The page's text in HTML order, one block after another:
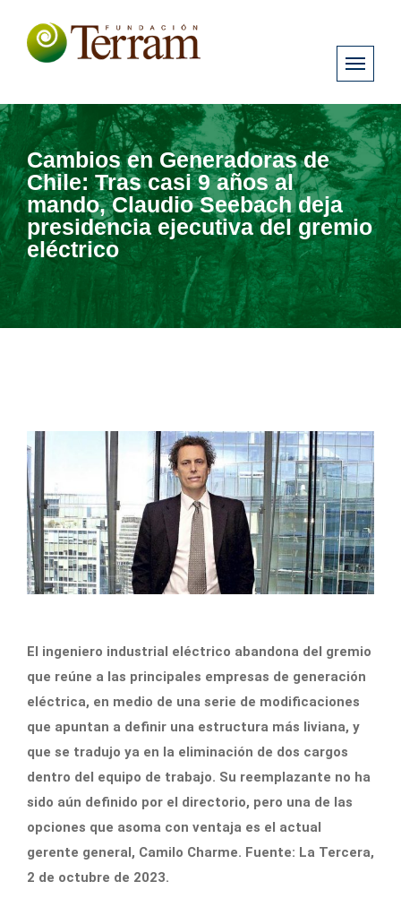
Cambios en Generadoras de
Chile: Tras casi 9 años al
mando, Claudio Seebach deja
presidencia ejecutiva del gremio
eléctrico
El ingeniero industrial eléctrico abandona del gremio
que reúne a las principales empresas de generación
eléctrica, en medio de una serie de modificaciones
que apuntan a definir una estructura más liviana, y
que se tradujo ya en la eliminación de dos cargos
dentro del equipo de trabajo. Su reemplazante no ha
sido aún definido por el directorio, pero una de las
opciones que asoma con ventaja es el actual
gerente general, Camilo Charme. Fuente: La Tercera,
2 de octubre de 2023.